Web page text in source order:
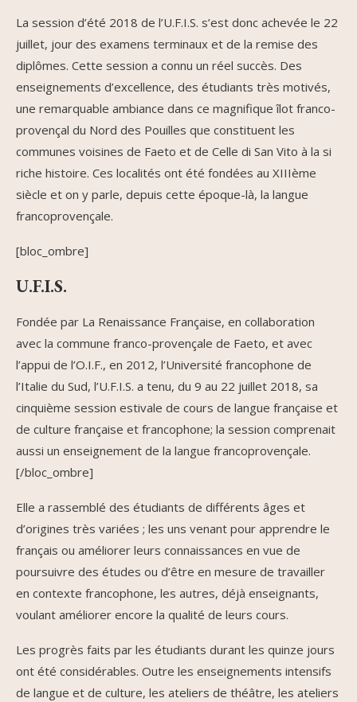
La session d’été 2018 de l’U.F.I.S. s’est donc achevée le 22
juillet, jour des examens terminaux et de la remise des
diplômes. Cette session a connu un réel succès. Des
enseignements d’excellence, des étudiants très motivés,
une remarquable ambiance dans ce magnifique îlot franco-
provençal du Nord des Pouilles que constituent les
communes voisines de Faeto et de Celle di San Vito à la si
riche histoire. Ces localités ont été fondées au XIIIème
siècle et on y parle, depuis cette époque-là, la langue
francoprovençale.
[bloc_ombre]
U.F.I.S.
Fondée par La Renaissance Française, en collaboration
avec la commune franco-provençale de Faeto, et avec
l’appui de l’O.I.F., en 2012, l’Université francophone de
l’Italie du Sud, l’U.F.I.S. a tenu, du 9 au 22 juillet 2018, sa
cinquième session estivale de cours de langue française et
de culture française et francophone; la session comprenait
aussi un enseignement de la langue francoprovençale.
[/bloc_ombre]
Elle a rassemblé des étudiants de différents âges et
d’origines très variées ; les uns venant pour apprendre le
français ou améliorer leurs connaissances en vue de
poursuivre des études ou d’être en mesure de travailler
en contexte francophone, les autres, déjà enseignants,
voulant améliorer encore la qualité de leurs cours.
Les progrès faits par les étudiants durant les quinze jours
ont été considérables. Outre les enseignements intensifs
de langue et de culture, les ateliers de théâtre, les ateliers